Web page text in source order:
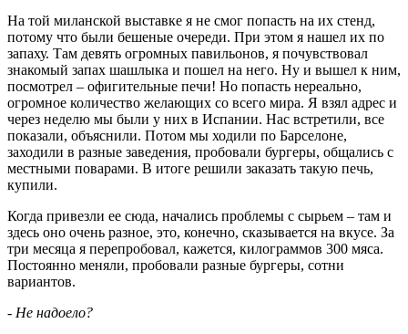
На той миланской выставке я не смог попасть на их стенд,
потому что были бешеные очереди. При этом я нашел их по
запаху. Там девять огромных павильонов, я почувствовал
знакомый запах шашлыка и пошел на него. Ну и вышел к ним,
посмотрел – офигительные печи! Но попасть нереально,
огромное количество желающих со всего мира. Я взял адрес и
через неделю мы были у них в Испании. Нас встретили, все
показали, объяснили. Потом мы ходили по Барселоне,
заходили в разные заведения, пробовали бургеры, общались с
местными поварами. В итоге решили заказать такую печь,
купили.
Когда привезли ее сюда, начались проблемы с сырьем – там и
здесь оно очень разное, это, конечно, сказывается на вкусе. За
три месяца я перепробовал, кажется, килограммов 300 мяса.
Постоянно меняли, пробовали разные бургеры, сотни
вариантов.
- Не надоело?